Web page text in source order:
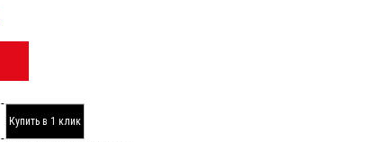
Купить в 1 клик